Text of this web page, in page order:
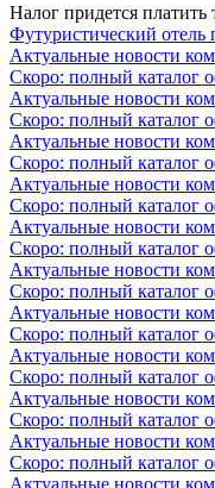
Налог придется
Футуристический отель
Актуальные новости
Скоро: полный каталог
Актуальные новости
Скоро: полный каталог
Актуальные новости
Скоро: полный каталог
Актуальные новости
Скоро: полный каталог
Актуальные новости
Скоро: полный каталог
Актуальные новости
Скоро: полный каталог
Актуальные новости
Скоро: полный каталог
Актуальные новости
Скоро: полный каталог
Актуальные новости
Скоро: полный каталог
Актуальные новости
Скоро: полный каталог
Актуальные новости